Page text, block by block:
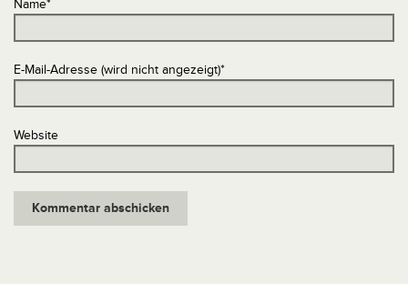
Name*
E-Mail-Adresse (wird nicht angezeigt)*
Website